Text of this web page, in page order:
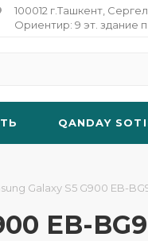
100012 г.Ташкент,
Ориентир: 9 эт. здание
QANDAY
Galaxy S5 G900 EB-
EB-